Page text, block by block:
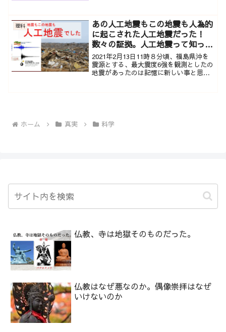
理科
あの人工地震もこの地震も人為的
に起こされた人工地震だった！
数々の証拠。人工地震って知って
る？実は簡単に起こせるのです。
2021年2月13日11時８分頃、福島県沖を
震源とする、最大震度6強を観測としたの
地震があったのは記憶に新しい事と思い
ホーム 真実 科学
仏教、寺は地獄そのものだった。
仏教はなぜ悪なのか。偶像崇拝はなぜ
いけないのか